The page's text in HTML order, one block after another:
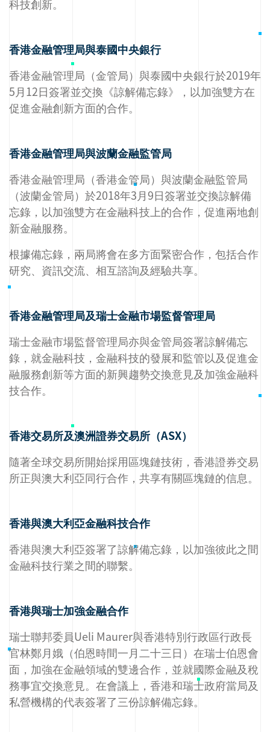
科技創新。
香港金融管理局與泰國中央銀行
香港金融管理局（金管局）與泰國中央銀行於2019年
5月12日簽署並交換《諒解備忘錄》，以加強雙方在
促進金融創新方面的合作。
香港金融管理局與波蘭金融監管局
香港金融管理局（香港金管局）與波蘭金融監管局
（波蘭金管局）於2018年3月9日簽署並交換諒解備
忘錄，以加強雙方在金融科技上的合作，促進兩地創
新金融服務。
根據備忘錄，兩局將會在多方面緊密合作，包括合作
研究、資訊交流、相互諮詢及經驗共享。
香港金融管理局及瑞士金融市場監督管理局
瑞士金融市場監督管理局亦與金管局簽署諒解備忘
錄，就金融科技，金融科技的發展和監管以及促進金
融服務創新等方面的新興趨勢交換意見及加強金融科
技合作。
香港交易所及澳洲證券交易所（ASX）
隨著全球交易所開始採用區塊鏈技術，香港證券交易
所正與澳大利亞同行合作，共享有關區塊鏈的信息。
香港與澳大利亞金融科技合作
香港與澳大利亞簽署了諒解備忘錄，以加強彼此之間
金融科技行業之間的聯繫。
香港與瑞士加強金融合作
瑞士聯邦委員Ueli Maurer與香港特別行政區行政長
官林鄭月娥（伯恩時間一月二十三日）在瑞士伯恩會
面，加強在金融領域的雙邊合作，並就國際金融及稅
務事宜交換意見。在會議上，香港和瑞士政府當局及
私營機構的代表簽署了三份諒解備忘錄。